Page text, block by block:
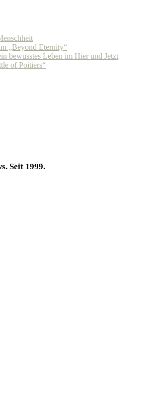
„Beyond Eternity“
bewusstes Leben im Hier und Jetzt
of Poitiers“
Seit 1999.